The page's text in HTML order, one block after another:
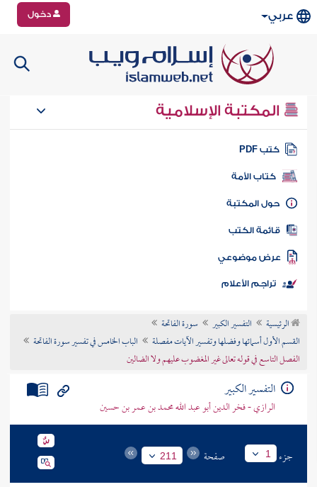
عربي دخول
المكتبة الإسلامية
كتب PDF
كتاب الأمة
المكتبة
الكتب
موضوعي
تراجم الأعلام
الرئيسية التفسير الكبير
سورة الفاتحة
القسم الأول أسمائها وفضلها وتفسير الآيات مفصلة
الباب الخامس في تفسير سورة الفاتحة
الفصل التاسع في قوله تعالى غير المغضوب عليهم ولا الضالين
التفسير الكبير
الرازي - فخر الدين أبو عبد الله محمد بن عمر بن حسين
جزء 1 صفحة 211